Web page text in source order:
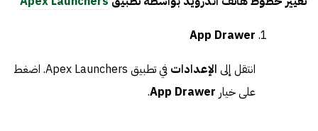
App Drawer
انتقل إلى الإعدادات
في تطبيق Apex Launchers. اضغط
على خيار
.